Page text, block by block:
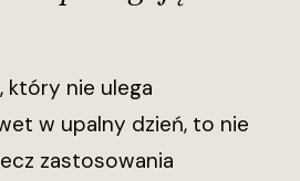
który nie ulega
w upalny dzień, to nie
zastosowania